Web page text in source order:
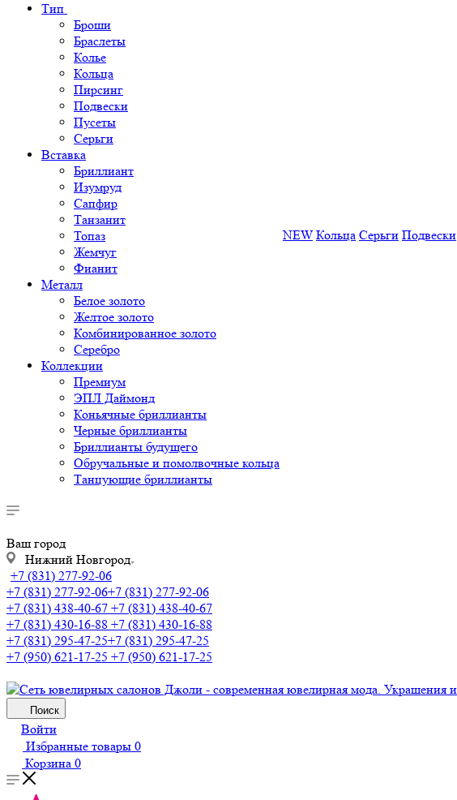
Тип
Броши
Браслеты
Колье
Кольца
Пирсинг
Подвески
Пусеты
Серьги
Вставка
Бриллиант
Изумруд
Сапфир
Танзанит
Топаз
Жемчуг
Фианит
Металл
Белое золото
Желтое золото
Комбинированное золото
Серебро
Коллекции
Премиум
ЭПЛ Даймонд
Коньячные бриллианты
Черные бриллианты
Бриллианты будущего
Обручальные и помолвочные кольца
Танцующие бриллианты
NEW Кольца Серьги Подвески
Ваш город
Нижний Новгород
+7 (831) 277-92-06
+7 (831) 277-92-06+7 (831) 277-92-06
+7 (831) 438-40-67 +7 (831) 438-40-67
+7 (831) 430-16-88 +7 (831) 430-16-88
+7 (831) 295-47-25+7 (831) 295-47-25
+7 (950) 621-17-25 +7 (950) 621-17-25
Поиск
Войти
Избранные товары 0
Корзина 0